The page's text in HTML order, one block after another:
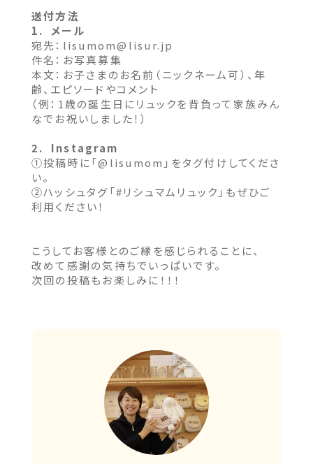
送付方法
1. メール
宛先： lisumom@lisur.jp
件名：お写真募集
本文：お子さまのお名前（ニックネーム可）、年
齢、エピソードやコメント
（例：1歳の誕生日にリュックを背負って家族みん
なでお祝いしました！）
2. Instagram
①投稿時に「@lisumom」をタグ付けしてくださ
い。
②ハッシュタグ「#リシュマムリュック」もぜひご
利用ください！
こうしてお客様とのご縁を感じられることに、
改めて感謝の気持ちでいっぱいです。
次回の投稿もお楽しみに！！！